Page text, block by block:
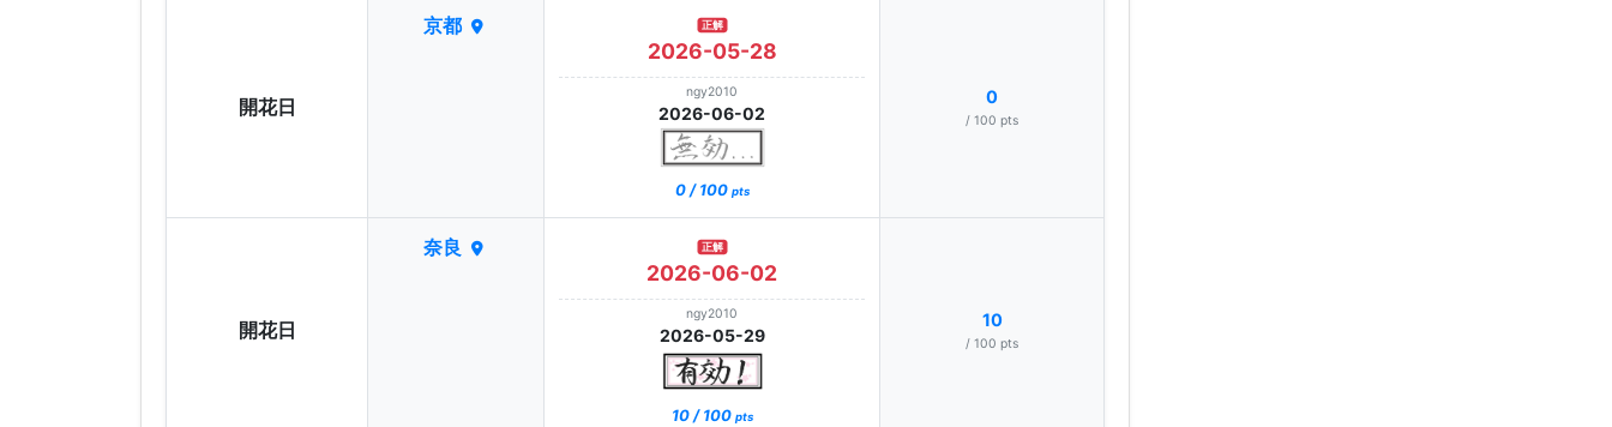
開花日
京都 正解
2026-05-28
ngy2010
2026-06-02
0 / 100 pts
0
/ 100 pts
開花日
奈良 正解
2026-06-02
ngy2010
2026-05-29
10 / 100 pts
10
/ 100 pts